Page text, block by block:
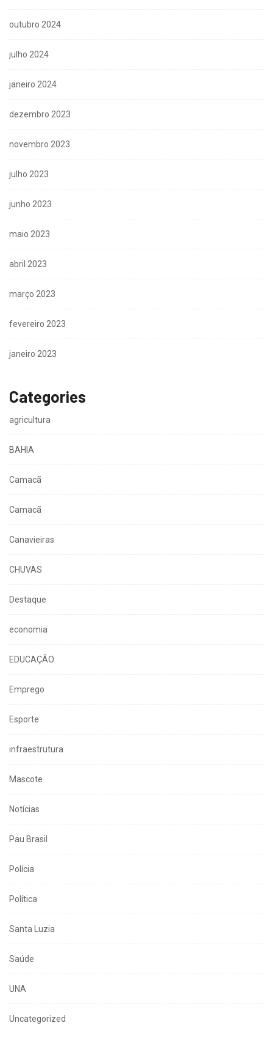
outubro 2024
julho 2024
janeiro 2024
dezembro 2023
novembro 2023
julho 2023
junho 2023
maio 2023
abril 2023
março 2023
fevereiro 2023
janeiro 2023
Categories
agricultura
BAHIA
Camacã
Camacã
Canavieiras
CHUVAS
Destaque
economia
EDUCAÇÃO
Emprego
Esporte
infraestrutura
Mascote
Notícias
Pau Brasil
Polícia
Política
Santa Luzia
Saúde
UNA
Uncategorized